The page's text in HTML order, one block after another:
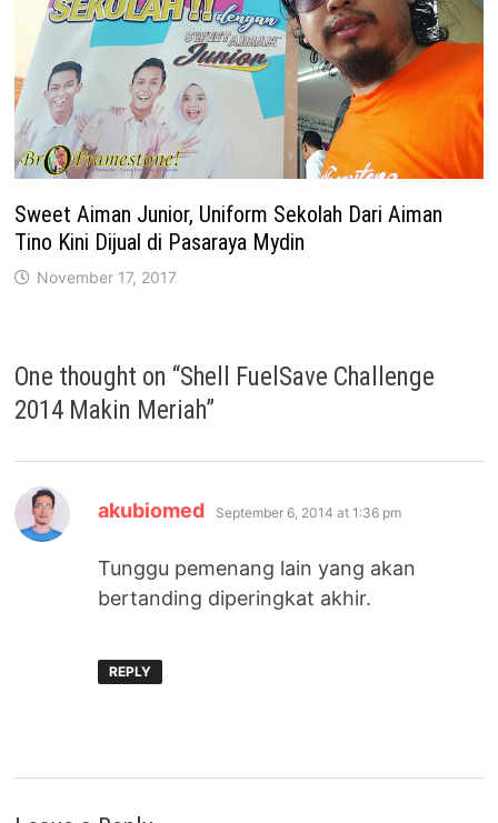
Sweet Aiman Junior, Uniform Sekolah Dari Aiman
Tino Kini Dijual di Pasaraya Mydin
November 17, 2017
One thought on “Shell FuelSave Challenge
2014 Makin Meriah”
akubiomed says:
September 6, 2014 at 1:36 pm
Tunggu pemenang lain yang akan
bertanding diperingkat akhir.
REPLY